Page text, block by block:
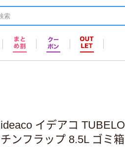
ideaco イデアコ
チンフラップ 8.5L ゴミ